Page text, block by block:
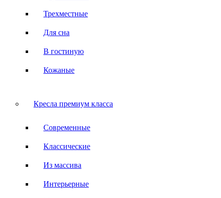
Трехместные
Для сна
В гостиную
Кожаные
Кресла премиум класса
Современные
Классические
Из массива
Интерьерные